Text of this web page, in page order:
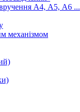
А4, А5, А6 ...
механізмом